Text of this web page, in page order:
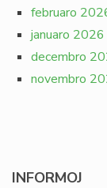
februaro
januaro 2026
decembro
novembro
INFORMOJ